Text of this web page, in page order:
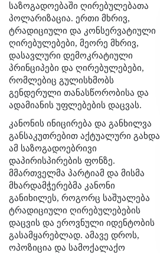
საზოგადოებაში ღირებულებათა
პოლარიზაცია. ერთი მხრივ,
ტრადიციული და კონსერვატიული
ღირებულებები, მეორე მხრივ,
დასავლური დემოკრატიული
პრინციპები და ღირებულებები,
რომლებიც გულისხმობს
გენდერული თანასწორობისა და
ადამიანის უფლებების დაცვას.
კანონის ინიცირება და განხილვა
განსაკუთრებით აქტუალური გახდა
ამ საზოგადოებრივი
დაპირისპირების ფონზე.
მმართველმა პარტიამ და მისმა
მხარდამჭერებმა კანონი
განიხილეს, როგორც საშუალება
ტრადიციული ღირებულებების
დაცვის და ეროვნული იდენტობის
გასამყარებლად. ამავე დროს,
ოპოზიცია და სამოქალაქო